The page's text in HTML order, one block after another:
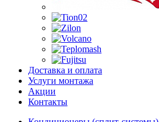
Доставка и оплата
Услуги монтажа
Акции
Контакты